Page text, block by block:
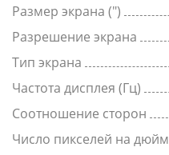
Размер экрана (")
Разрешение экрана
Тип экрана
Частота дисплея (Гц)
Соотношение сторон
Число пикселей на дюйм